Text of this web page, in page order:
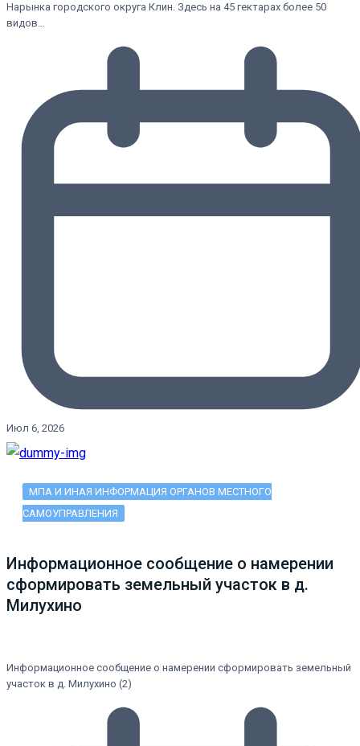
Нарынка городского округа Клин. Здесь на 45 гектарах более 50
видов…
Июл 6, 2026
МПА И ИНАЯ ИНФОРМАЦИЯ ОРГАНОВ МЕСТНОГО
САМОУПРАВЛЕНИЯ
Информационное сообщение о намерении
сформировать земельный участок в д.
Милухино
Информационное сообщение о намерении сформировать земельный
участок в д. Милухино (2)